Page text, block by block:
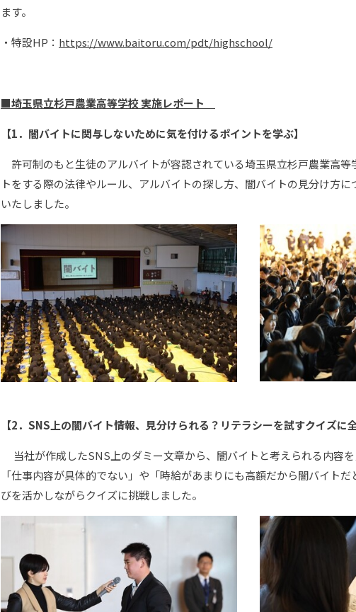
ます。
・特設HP： https://www.baitoru.com/pdt/highschool/
■埼玉県立杉戸農業高等学校 実施レポート
【1．闇バイトに関与しないために気を付けるポイントを学ぶ】
許可制のもと生徒のアルバイトが容認されている埼玉県立杉戸農業高等
トをする際の法律やルール、アルバイトの探し方、闇バイトの見分け方
いたしました。
【2．SNS上の闇バイト情報、見分けられる？リテラシーを試すクイズに
当社が作成したSNS上のダミー文章から、闇バイトと考えられる内容
「仕事内容が具体的でない」や「時給があまりにも高額だから闇バイト
びを活かしながらクイズに挑戦しました。